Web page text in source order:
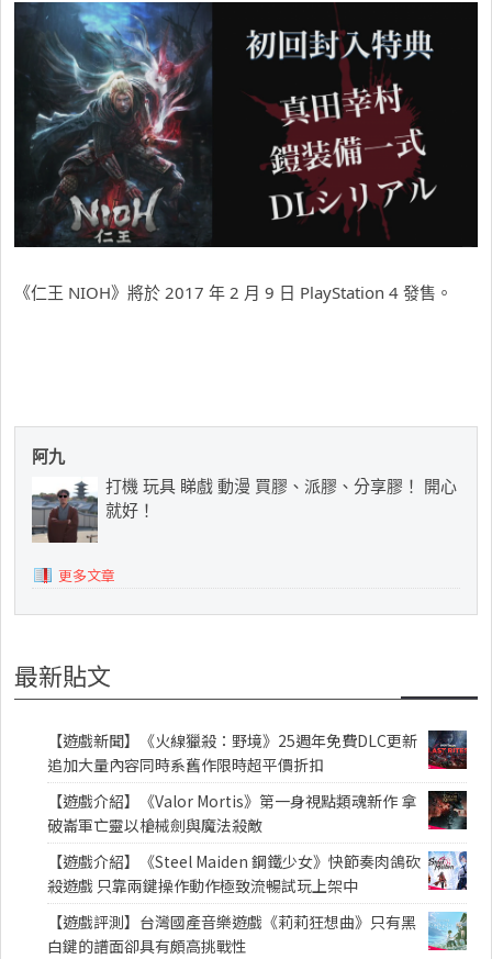
《仁王 NIOH》將於 2017 年 2 月 9 日 PlayStation 4 發售。
阿九
打機 玩具 睇戲 動漫 買膠、派膠、分享膠！ 開心
就好！
更多文章
最新貼文
【遊戲新聞】《火線獵殺：野境》25週年免費DLC更新
追加大量內容同時系舊作限時超平價折扣
【遊戲介紹】《Valor Mortis》第一身視點類魂新作 拿
破崙軍亡靈以槍械劍與魔法殺敵
【遊戲介紹】《Steel Maiden 鋼鐵少女》快節奏肉鴿砍
殺遊戲 只靠兩鍵操作動作極致流暢試玩上架中
【遊戲評測】台灣國產音樂遊戲《莉莉狂想曲》只有黑
白鍵的譜面卻具有頗高挑戰性